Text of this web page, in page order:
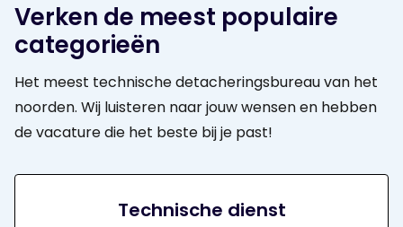
Verken de meest populaire
categorieën
Het meest technische detacheringsbureau van het
noorden. Wij luisteren naar jouw wensen en hebben
de vacature die het beste bij je past!
Technische dienst